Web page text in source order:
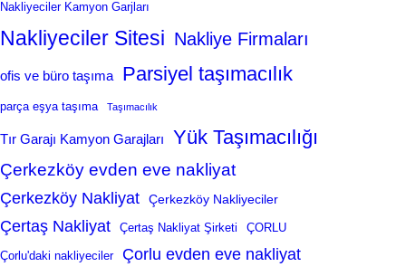
Nakliyeciler Kamyon Garjları
Nakliyeciler Sitesi Nakliye Firmaları
ofis ve büro taşıma Parsiyel taşımacılık
parça eşya taşıma Taşımacılık
Tır Garajı Kamyon Garajları Yük Taşımacılığı
Çerkezköy evden eve nakliyat
Çerkezköy Nakliyat Çerkezköy Nakliyeciler
Çertaş Nakliyat Çertaş Nakliyat Şirketi ÇORLU
Çorlu'daki nakliyeciler Çorlu evden eve nakliyat